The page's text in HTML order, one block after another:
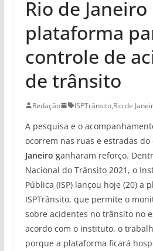
Rio de
plataforma
controle de
de trânsito
Redação ISPTrânsito,Rio de
A pesquisa e o
ocorrem nas ruas e estradas do
Janeiro ganharam reforço.
Nacional do Trânsito 2021, o
Pública (ISP) lançou hoje (20) a
ISPTrânsito, que permite o
sobre acidentes no trânsito no
acordo com o instituto, o
porque a plataforma ficará